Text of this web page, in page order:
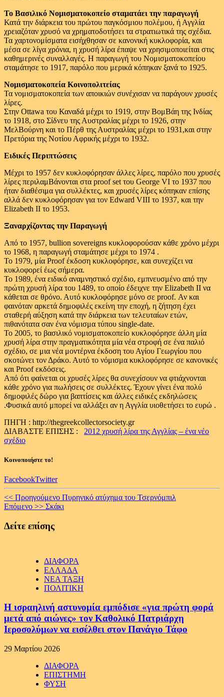
Το Βασιλικό Νομισματοκοπείο σταματάει την παραγωγή
Κατά την διάρκεια του πρώτου παγκόσμιου πολέμου, ή Αγγλία
χρειαζόταν χρυσό να χρηματοδοτήσει τα στρατιωτικά της σχέδια.
Τα χαρτονομίσματα εισήχθησαν σε κανονική κυκλοφορία, και
μέσα σε λίγα χρόνια, η χρυσή λίρα έπαψε να χρησιμοποιείται στις
καθημερινές συναλλαγές. Η παραγωγή του Νομισματοκοπείου
σταμάτησε το 1917, παρόλο που μερικά κόπηκαν ξανά το 1925.
Νομισματοκοπεία Κοινοπολιτείας
Τα νομισματοκοπεία των αποικιών συνέχισαν να παράγουν χρυσές
λίρες.
Στην Ottawa του Καναδά μέχρι το 1919, στην ΒομΒάη της Ινδίας
το 1918, στο Σίδνευ της Αυστραλίας μέχρι το 1926, στην
ΜελΒούρνη και το Πέρθ της Αυστραλίας μέχρι το 1931,και στην
Πρετόρια της Νοτίου Αφρικής μέχρι το 1932.
Ειδικές Περιπτώσεις
Μέχρι το 1957 δεν κυκλοφόρησαν άλλες λίρες, παρόλο που χρυσές
λίρες περιλαμΒάνονται στα proof set του George VI το 1937 που
ήταν διαθέσιμα για συλλέκτες, και χρυσές λίρες κόπηκαν επίσης
αλλά δεν κυκλοφόρησαν για τον Edward VIII το 1937, και την
Elizabeth II το 1953.
Ξαναρχίζοντας την Παραγωγή
Από το 1957, bullion sovereigns κυκλοφορούσαν κάθε χρόνο μέχρι
το 1968, η παραγωγή σταμάτησε μέχρι το 1974 .
Το 1979, μία Proof έκδοση κυκλοφόρησε, και συνεχίζει να
κυκλοφορεί έως σήμερα.
Το 1989, ένα ειδικό αναμνηστικό σχέδιο, εμπνευσμένο από την
πρώτη χρυσή λίρα του 1489, το οποίο έδειχνε την Elizabeth II να
κάθεται σε θρόνο. Αυτό κυκλοφόρησε μόνο σε proof. Αν και
φαινόταν αρκετά δημοφιλές εκείνη την εποχή, η ζήτηση έχει
σταθερή αύξηση κατά την διάρκεια των τελευταίων ετών,
πιθανότατα σαν ένα νόμισμα τύπου single-date.
To 2005, το βασιλικό νομισματοκοπείο κυκλοφόρησε άλλη μία
χρυσή λίρα στην πραγματικότητα μία νέα στροφή σε ένα παλιό
σχέδιο, σε μια νέα μοντέρνα έκδοση του Αγίου Γεωργίου που
σκοτώνει τον Δράκο. Αυτό το νόμισμα κυκλοφόρησε σε κανονικές
και Proof εκδόσεις.
Από ότι φαίνεται οι χρυσές λίρες θα συνεχίσουν να φτιάχνονται
κάθε χρόνο για πωλήσεις σε συλλέκτες. Έχουν γίνει ένα πολύ
δημοφιλές δώρο για βαπτίσεις και άλλες ειδικές εκδηλώσεις
.Φυσικά αυτό μπορεί να αλλάξει αν η Αγγλία υιοθετήσει το ευρώ .
ΠΗΓΗ : http://thegreekcollectorsociety.gr
ΔΙΑΒΑΣΤΕ ΕΠΙΣΗΣ : 2012 χρυσή λίρα της Αγγλίας – ένα νέο
σχέδιο
Κοινοποιήστε το!
FacebookTwitter
Continue
Reading
<< Προηγούμενο Πυρηνικό ατύχημα του Τσερνόμπιλ
Επόμενο >> Σκάκι
Δείτε επίσης
ΔΙΑΦΟΡΑ
ΕΛΛΑΔΑ
ΝΕΑ ΤΑΞΗ
ΠΟΛΙΤΙΚΗ
Η ισραηλινή αστυνομία εμπόδισε «για πρώτη φορά
μετά από αιώνες» τον Καθολικό Πατριάρχη
Ιεροσολύμων να εισέλθει στον Πανάγιο Τάφο
29 Μαρτίου 2026
ΔΙΑΦΟΡΑ
ΕΠΙΣΤΗΜΗ
ΦΥΣΗ